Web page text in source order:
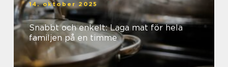
14. oktober 2025
Snabbt och enkelt: Laga mat för hela
familjen på en timme